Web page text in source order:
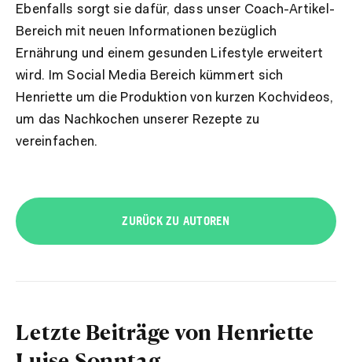
Ebenfalls sorgt sie dafür, dass unser Coach-Artikel-
Bereich mit neuen Informationen bezüglich
Ernährung und einem gesunden Lifestyle erweitert
wird. Im Social Media Bereich kümmert sich
Henriette um die Produktion von kurzen Kochvideos,
um das Nachkochen unserer Rezepte zu
vereinfachen.
ZURÜCK ZU AUTOREN
Letzte Beiträge von Henriette